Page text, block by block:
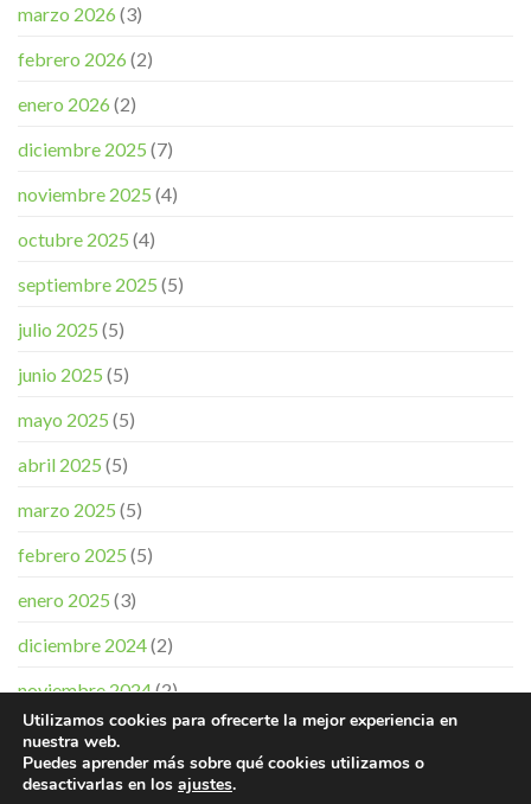
marzo 2026 (3)
febrero 2026 (2)
enero 2026 (2)
diciembre 2025 (7)
noviembre 2025 (4)
octubre 2025 (4)
septiembre 2025 (5)
julio 2025 (5)
junio 2025 (5)
mayo 2025 (5)
abril 2025 (5)
marzo 2025 (5)
febrero 2025 (5)
enero 2025 (3)
diciembre 2024(2)
noviembre 2024(2)
Utilizamos cookies para ofrecerte la mejor experiencia en
nuestra web.
Puedes aprender más sobre qué cookies utilizamos o
desactivarlas en los ajustes.